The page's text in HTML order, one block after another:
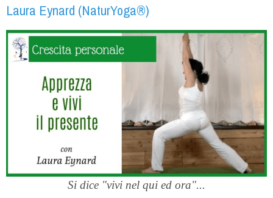
Laura Eynard (NaturYoga®)
Si dice "vivi nel qui ed ora"...